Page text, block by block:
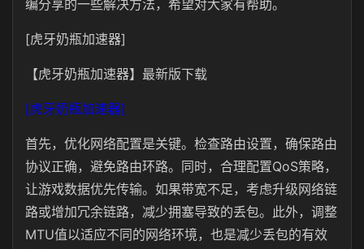
编分享的一些解决方法，希望对大家有帮助。
[虎牙奶瓶加速器]
【虎牙奶瓶加速器】最新版下载
[虎牙奶瓶加速器]
首先，优化网络配置是关键。检查路由设置，确保路由
协议正确，避免路由环路。同时，合理配置QoS策略，
让游戏数据优先传输。如果带宽不足，考虑升级网络链
路或增加冗余链路，减少拥塞导致的丢包。此外，调整
MTU值以适应不同的网络环境，也是减少丢包的有效